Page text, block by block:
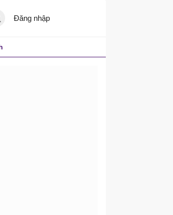
Đăng nhập